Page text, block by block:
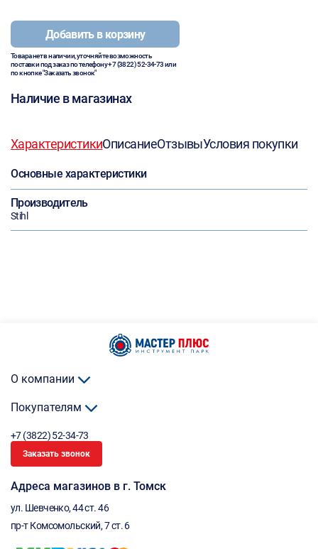
Добавить в корзину
Товара нет в наличии, уточняйте возможность
поставки под заказ по телефону+7 (3822) 52-34-73или
по кнопке "Заказать звонок"
Наличие в магазинах
ХарактеристикиОписаниеОтзывыУсловия покупки
Основные характеристики
Производитель
Stihl
О компании
Покупателям
+7 (3822) 52-34-73
Заказать звонок
Адреса магазинов в г. Томск
ул. Шевченко, 44 ст. 46
пр-т Комсомольский, 7 ст. 6